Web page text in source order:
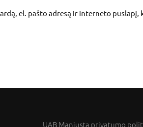
el. pašto adresą ir interneto
UAB Manjusta privatumo